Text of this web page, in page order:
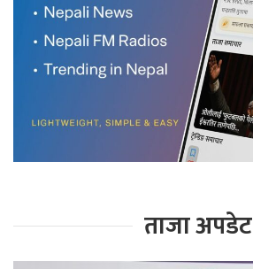
ताजा अपडेट